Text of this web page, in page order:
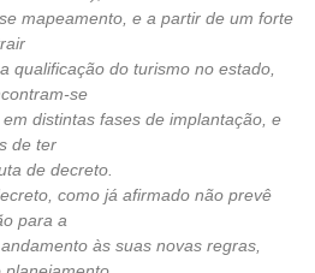
mapeamento, e a partir de um forte
qualificação do turismo no estado,
se
distintas fases de implantação, e
de ter
de decreto.
como já afirmado não prevê
para a
às suas novas regras,